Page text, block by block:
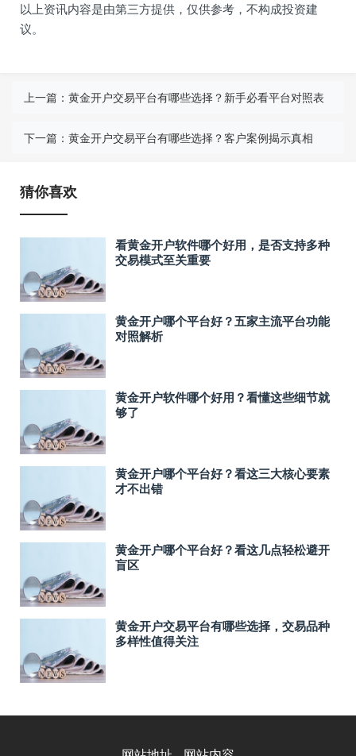
以上资讯内容是由第三方提供，仅供参考，不构成投资建
议。
上一篇： 黄金开户交易平台有哪些选择？新手必看平台对照表
下一篇： 黄金开户交易平台有哪些选择？客户案例揭示真相
猜你喜欢
看黄金开户软件哪个好用，是否支持多种
交易模式至关重要
黄金开户哪个平台好？五家主流平台功能
对照解析
黄金开户软件哪个好用？看懂这些细节就
够了
黄金开户哪个平台好？看这三大核心要素
才不出错
黄金开户哪个平台好？看这几点轻松避开
盲区
黄金开户交易平台有哪些选择，交易品种
多样性值得关注